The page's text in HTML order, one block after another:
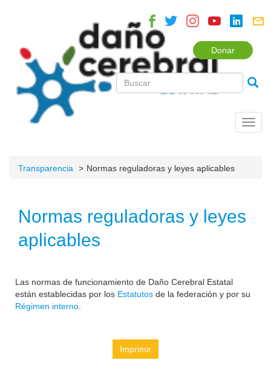
Donar
Transparencia Normas reguladoras y leyes aplicables
Normas reguladoras y leyes
aplicables
Las normas de funcionamiento de Daño Cerebral Estatal
están establecidas por los Estatutos de la federación y por su
Régimen interno
Imprimir